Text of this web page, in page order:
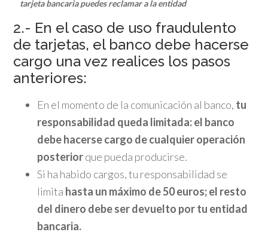
tarjeta bancaria puedes reclamar a la entidad
2.- En el caso de uso fraudulento
de tarjetas, el banco debe hacerse
cargo una vez realices los pasos
anteriores:
En el momento de la comunicación al banco, tu
responsabilidad queda limitada: el banco
debe hacerse cargo de cualquier operación
posteriorque pueda producirse.
Si ha habido cargos, tu responsabilidad se
limita hasta un máximo de 50 euros; el resto
del dinero debe ser devuelto por tu entidad
bancaria.